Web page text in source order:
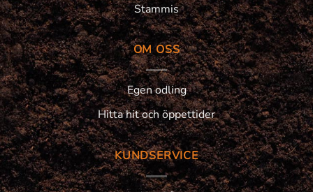
Stammis
OM OSS
Egen odling
Hitta hit och öppettider
KUNDSERVICE